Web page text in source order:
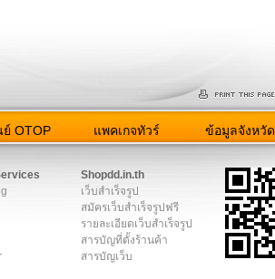
OTOP แพคเกจทัวร์ ข้อมูลจังหวัด
Shopdd.in.th
เว็บสำเร็จรูป
สมัครเว็บสำเร็จรูปฟรี
รายละเอียดเว็บสำเร็จรูป
สารบัญที่ตั้งร้านค้า
สารบัญเว็บ